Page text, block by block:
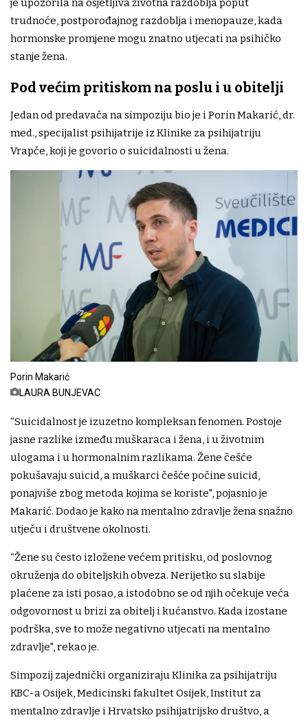
je upozorila na osjetljiva životna razdoblja poput
trudnoće, postporođajnog razdoblja i menopauze, kada
hormonske promjene mogu znatno utjecati na psihičko
stanje žena.
Pod većim pritiskom na poslu i u obitelji
Jedan od predavača na simpoziju bio je i Porin Makarić, dr.
med., specijalist psihijatrije iz Klinike za psihijatriju
Vrapče, koji je govorio o suicidalnosti u žena.
Porin Makarić
LAURA BUNJEVAC
“Suicidalnost je izuzetno kompleksan fenomen. Postoje
jasne razlike između muškaraca i žena, i u životnim
ulogama i u hormonalnim razlikama. Žene češće
pokušavaju suicid, a muškarci češće počine suicid,
ponajviše zbog metoda kojima se koriste", pojasnio je
Makarić. Dodao je kako na mentalno zdravlje žena snažno
utječu i društvene okolnosti.
“Žene su često izložene većem pritisku, od poslovnog
okruženja do obiteljskih obveza. Nerijetko su slabije
plaćene za isti posao, a istodobno se od njih očekuje veća
odgovornost u brizi za obitelj i kućanstvo. Kada izostane
podrška, sve to može negativno utjecati na mentalno
zdravlje", rekao je.
Simpozij zajednički organiziraju Klinika za psihijatriju
KBC-a Osijek, Medicinski fakultet Osijek, Institut za
mentalno zdravlje i Hrvatsko psihijatrijsko društvo, a